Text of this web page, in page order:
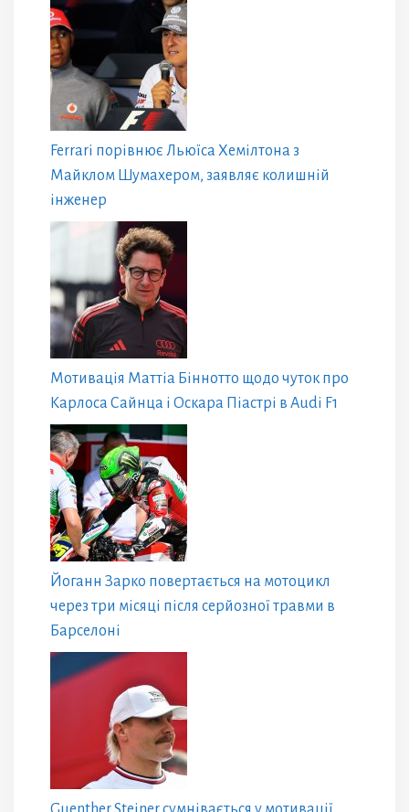
Ferrari порівнює Льюїса Хемілтона з
Майклом Шумахером, заявляє колишній
інженер
Мотивація Маттіа Біннотто щодо чуток про
Карлоса Сайнца і Оскара Піастрі в Audi F1
Йоганн Зарко повертається на мотоцикл
через три місяці після серйозної травми в
Барселоні